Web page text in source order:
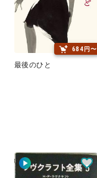
684円〜
最後のひと